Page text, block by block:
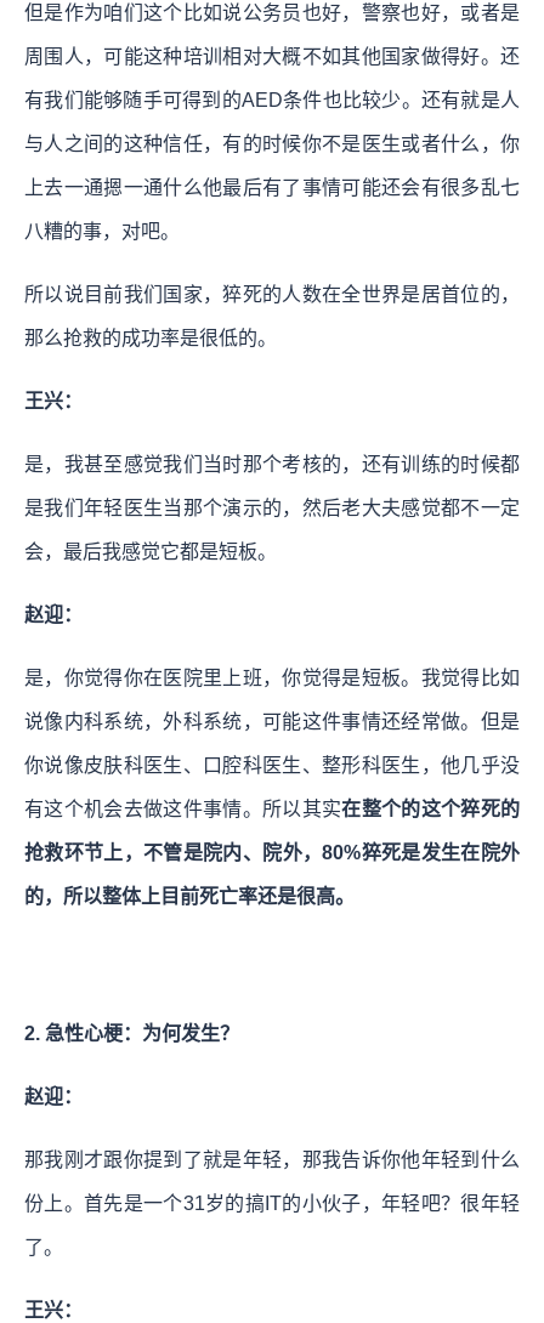
但是作为咱们这个比如说公务员也好，警察也好，或者是
周围人，可能这种培训相对大概不如其他国家做得好。还
有我们能够随手可得到的AED条件也比较少。还有就是人
与人之间的这种信任，有的时候你不是医生或者什么，你
上去一通摁一通什么他最后有了事情可能还会有很多乱七
八糟的事，对吧。
所以说目前我们国家，猝死的人数在全世界是居首位的，
那么抢救的成功率是很低的。
王兴：
是，我甚至感觉我们当时那个考核的，还有训练的时候都
是我们年轻医生当那个演示的，然后老大夫感觉都不一定
会，最后我感觉它都是短板。
赵迎：
是，你觉得你在医院里上班，你觉得是短板。我觉得比如
说像内科系统，外科系统，可能这件事情还经常做。但是
你说像皮肤科医生、口腔科医生、整形科医生，他几乎没
有这个机会去做这件事情。所以其实在整个的这个猝死的
抢救环节上，不管是院内、院外，80%猝死是发生在院外
的，所以整体上目前死亡率还是很高。
2. 急性心梗：为何发生？
赵迎：
那我刚才跟你提到了就是年轻，那我告诉你他年轻到什么
份上。首先是一个31岁的搞IT的小伙子，年轻吧？很年轻
了。
王兴：